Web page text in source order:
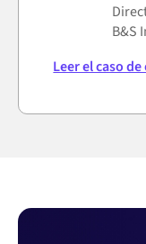
B&S
Leer el caso